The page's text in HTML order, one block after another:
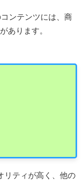
ンテンツには、商
あります。
リティが高く、他の